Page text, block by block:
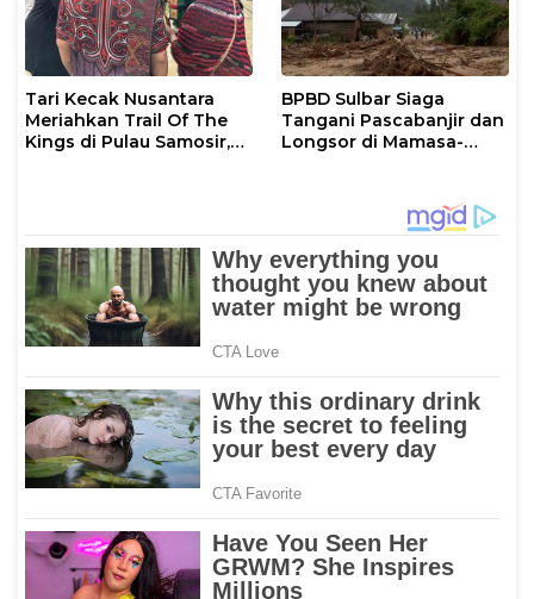
Tari Kecak Nusantara
Meriahkan Trail Of The
Kings di Pulau Samosir,
BPBD Sulbar Siaga
Tangani Pascabanjir dan
Longsor di Mamasa-